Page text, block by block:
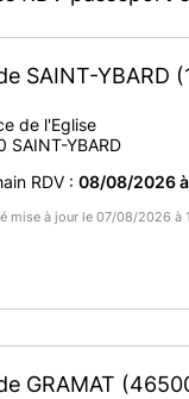
SAINT-YBARD
de l'Eglise
SAINT-YBARD
RDV : 08/08/2026
mise à jour le 07/08/2026 à
GRAMAT